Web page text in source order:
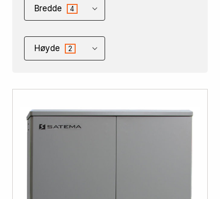
Bredde 4
Høyde 2